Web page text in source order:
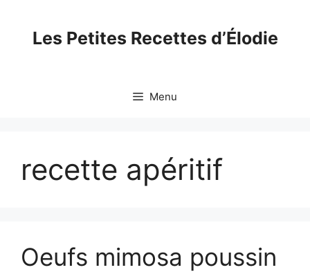
contentLes Petites Recettes d’Élodie
Menu
recette apéritif
Oeufs mimosa poussin